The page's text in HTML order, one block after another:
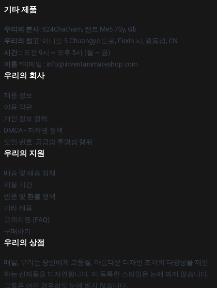
기타 제품
우리의 본사: 824Chatham, 켄트 Me5 7Sy, Gb
우리의 창고: 아니오 5 Chuangye 도로, Fuxin 시, 광동성, CN
시간 :: 오전 9시 ~ 오후 5시 (월 ~ 금)
이름 *이메일 : info@inventanimateshop.com
우리의 회사
제품 정보
이용 약관
개인 정보 정책
DMCA - 저작권 정책
모델 번호: 공급망 투명성 행위
우리의 지원
배송 및 배송 정책
지불 기간
반품 및 환불 정책
기타 제품
고객지원 (FAQ)
구매하기
우리의 상점
매일, 우리는 당신에게 고품질, 아름다운 디자인 조각의 다양성을 제안
하는 신제품을 디자인합니다. 이 독특한 스타일은 눈에 띄지 않습니다,
그들은 어떤 경우라도 눈에 띄지 않습니다.